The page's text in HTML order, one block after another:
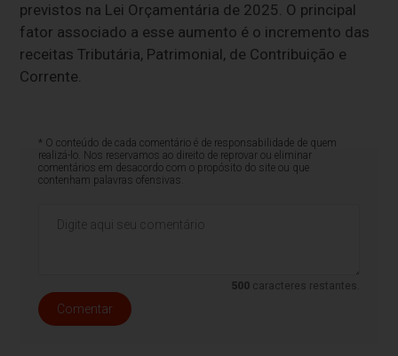
previstos na Lei Orçamentária de 2025. O principal
fator associado a esse aumento é o incremento das
receitas Tributária, Patrimonial, de Contribuição e
Corrente.
* O conteúdo de cada comentário é de responsabilidade de quem
realizá-lo. Nos reservamos ao direito de reprovar ou eliminar
comentários em desacordo com o propósito do site ou que
contenham palavras ofensivas.
500 caracteres restantes.
Comentar